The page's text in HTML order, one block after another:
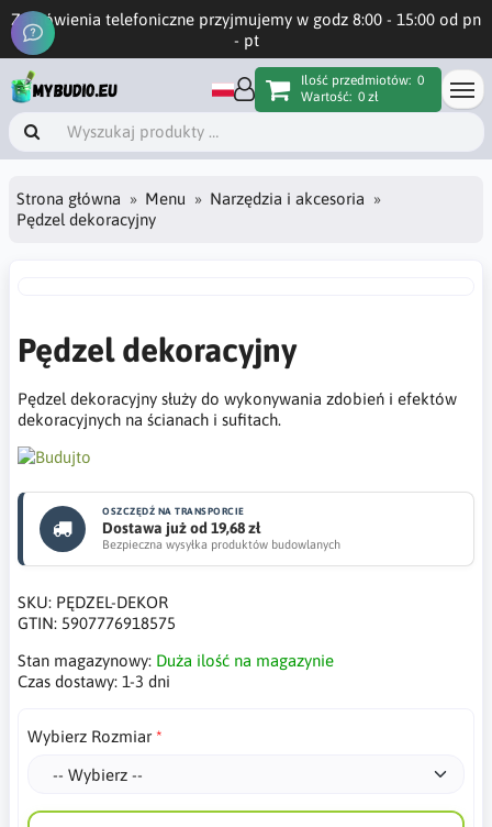
Zamówienia telefoniczne przyjmujemy w godz 8:00 - 15:00 od pn
- pt
Ilość przedmiotów: 0
Wartość: 0 zł
Strona główna Menu
Narzędzia i akcesoria
Pędzel dekoracyjny
Pędzel dekoracyjny
Pędzel dekoracyjny służy do wykonywania zdobień i efektów
dekoracyjnych na ścianach i sufitach.
OSZCZĘDŹ NA TRANSPORCIE
Dostawa już od 19,68 zł
Bezpieczna wysyłka produktów budowlanych
SKU: PĘDZEL-DEKOR
GTIN: 5907776918575
Stan magazynowy: Duża ilość na magazynie
Czas dostawy: 1-3 dni
Wybierz Rozmiar